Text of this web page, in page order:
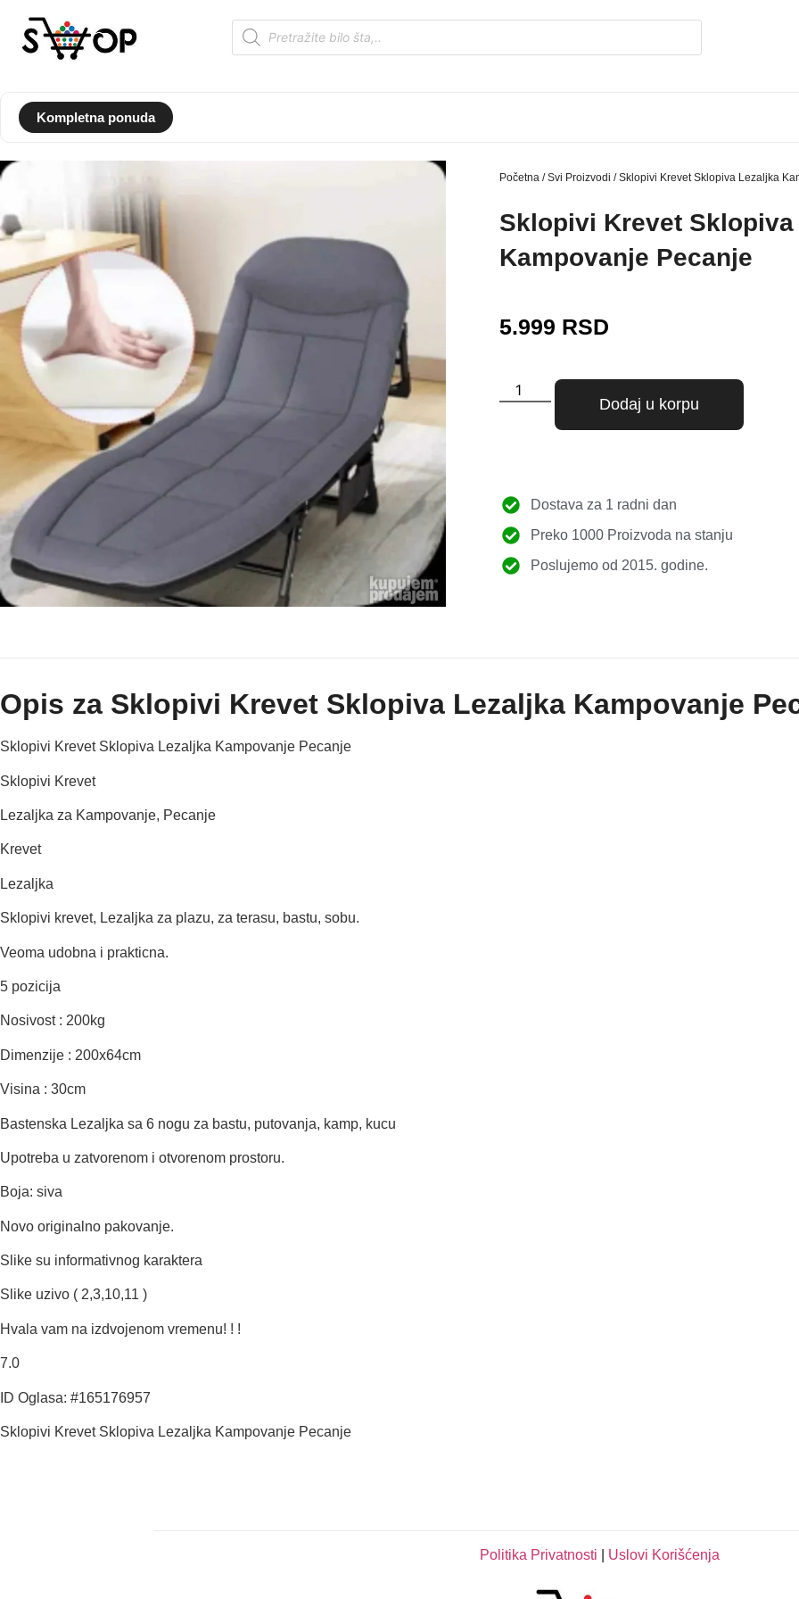
Kompletna ponuda
Početna /Svi Proizvodi / Sklopivi Krevet Sklopiva Lezaljka
Sklopivi Krevet
Kampovanje Pecanje
5.999 RSD
Dodaj u korpu
Dostava za 1 radni dan
Preko 1000 Proizvoda na stanju
Poslujemo od 2015. godine.
Opis za Sklopivi Krevet Sklopiva Lezaljka Kampovanje
Sklopivi Krevet Sklopiva Lezaljka Kampovanje Pecanje
Sklopivi Krevet
Lezaljka za Kampovanje, Pecanje
Krevet
Lezaljka
Sklopivi krevet, Lezaljka za plazu, za terasu, bastu, sobu.
Veoma udobna i prakticna.
5 pozicija
Nosivost : 200kg
Dimenzije : 200x64cm
Visina : 30cm
Bastenska Lezaljka sa 6 nogu za bastu, putovanja, kamp, kucu
Upotreba u zatvorenom i otvorenom prostoru.
Boja: siva
Novo originalno pakovanje.
Slike su informativnog karaktera
Slike uzivo ( 2,3,10,11 )
Hvala vam na izdvojenom vremenu! ! !
7.0
ID Oglasa: #165176957
Sklopivi Krevet Sklopiva Lezaljka Kampovanje Pecanje
Politika Privatnosti Uslovi Korišćenja